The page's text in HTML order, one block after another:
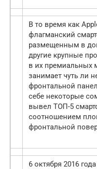
В то время как
флагманский
размещенным в
другие крупные
в их премиальных
занимает чуть ли
фронтальной
себе некоторые
вывел ТОП-5
соотношением
фронтальной
6 октября 2016